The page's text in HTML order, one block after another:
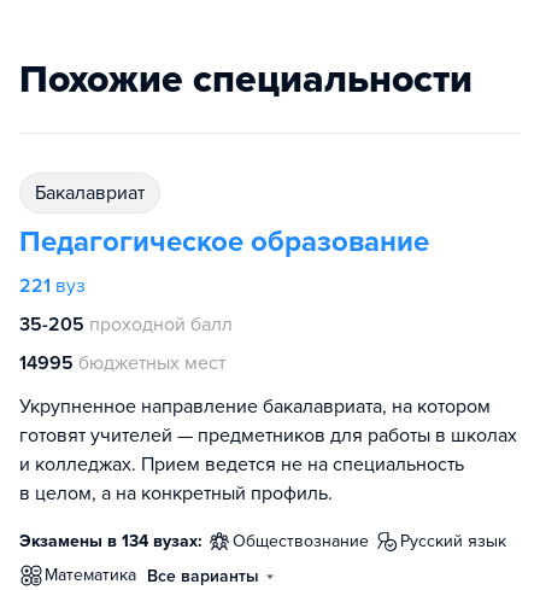
Похожие специальности
бакалавриат
Педагогическое образование
221 вуз
35-205 проходной балл
14995 бюджетных мест
Укрупненное направление бакалавриата, на котором
готовят учителей — предметников для работы в школах
и колледжах. Прием ведется не на специальность
в целом, а на конкретный профиль.
Экзамены в 134 вузах: обществознание
русский язык
математика Все варианты